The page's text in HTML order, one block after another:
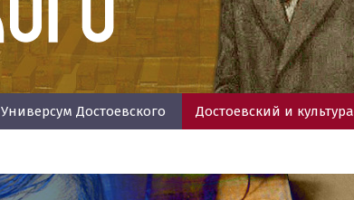
Универсум Достоевского Достоевский и культура